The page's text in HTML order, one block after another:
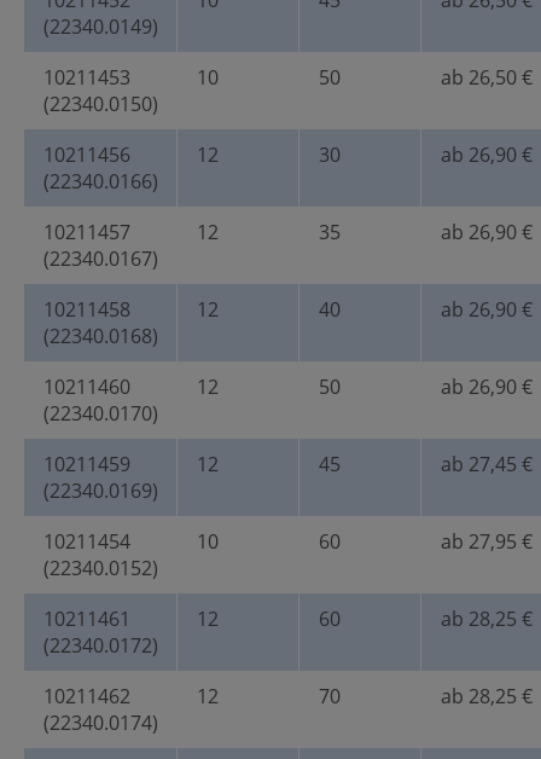
(22340.0149)
10211453
(22340.0150)
10 50 ab 26,50 €
10211456
(22340.0166)
12 30 ab 26,90 €
10211457
(22340.0167)
12 35 ab 26,90 €
10211458
(22340.0168)
12 40 ab 26,90 €
10211460
(22340.0170)
12 50 ab 26,90 €
10211459
(22340.0169)
12 45 ab 27,45 €
10211454
(22340.0152)
10 60 ab 27,95 €
10211461
(22340.0172)
12 60 ab 28,25 €
10211462
(22340.0174)
12 70 ab 28,25 €